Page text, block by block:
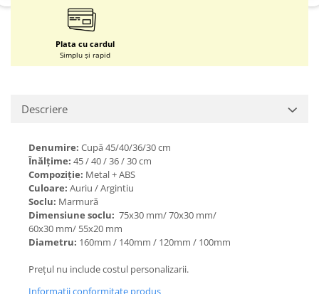
Plata cu cardul
Simplu și rapid
Descriere
Denumire: Cupă 45/40/36/30 cm
Înălțime: 45 / 40 / 36 / 30 cm
Compoziție: Metal + ABS
Culoare: Auriu / Argintiu
Soclu: Marmură
Dimensiune soclu: 75x30 mm/ 70x30 mm/
60x30 mm/ 55x20 mm
Diametru: 160mm / 140mm / 120mm / 100mm
Prețul nu include costul personalizarii.
Informatii conformitate produs